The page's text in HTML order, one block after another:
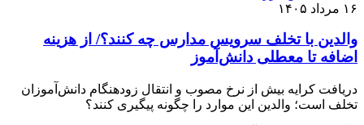
۱۶ مرداد ۱۴۰۵
والدین با تخلف سرویس مدارس چه کنند؟/ از هزینه
اضافه تا معطلی دانش‌آموز
دریافت کرایه بیش از نرخ مصوب و انتقال زودهنگام دانش‌آموزان
تخلف است؛ والدین این موارد را چگونه پیگیری کنند؟